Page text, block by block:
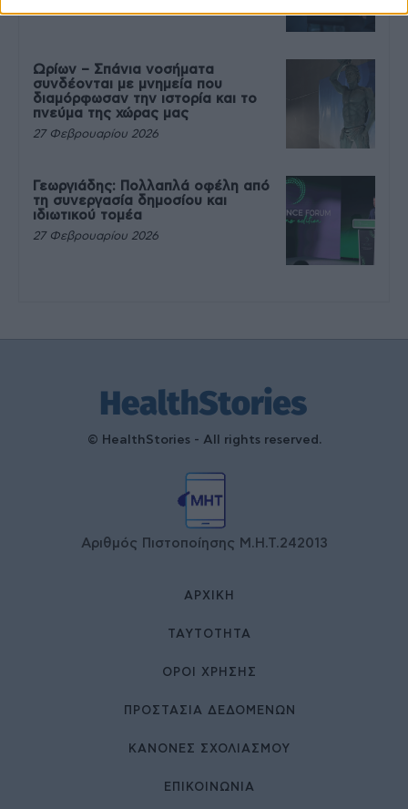
Ωρίων – Σπάνια νοσήματα
συνδέονται με μνημεία που
διαμόρφωσαν την ιστορία και το
πνεύμα της χώρας μας
27 Φεβρουαρίου 2026
Γεωργιάδης: Πολλαπλά οφέλη από
τη συνεργασία δημοσίου και
ιδιωτικού τομέα
27 Φεβρουαρίου 2026
© HealthStories - All rights reserved.
Αριθμός Πιστοποίησης Μ.Η.Τ.242013
ΑΡΧΙΚΉ
ΤΑΥΤΌΤΗΤΑ
ΌΡΟΙ ΧΡΉΣΗΣ
ΠΡΟΣΤΑΣΙΑ ΔΕΔΟΜΕΝΩΝ
ΚΑΝΟΝΕΣ ΣΧΟΛΙΑΣΜΟΥ
ΕΠΙΚΟΙΝΩΝΊΑ